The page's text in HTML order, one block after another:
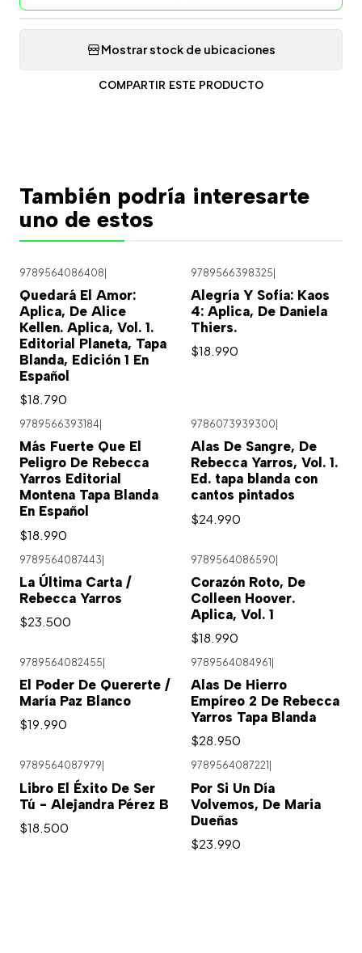
Mostrar stock de ubicaciones
COMPARTIR ESTE PRODUCTO
También podría interesarte
uno de estos
9789564086408
Quedará El Amor:
Aplica, De Alice
Kellen. Aplica, Vol. 1.
Editorial Planeta, Tapa
Blanda, Edición 1 En
Español
$18.790
9789566398325
Alegría Y Sofía: Kaos
4: Aplica, De Daniela
Thiers.
$18.990
9789566393184
Más Fuerte Que El
Peligro De Rebecca
Yarros Editorial
Montena Tapa Blanda
En Español
$18.990
9786073939300
Alas De Sangre, De
Rebecca Yarros, Vol. 1.
Ed. tapa blanda con
cantos pintados
$24.990
9789564087443|
La Última Carta /
Rebecca Yarros
$23.500
9789564086590|
Corazón Roto, De
Colleen Hoover.
Aplica, Vol. 1
$18.990
9789564082455
El Poder De Quererte /
María Paz Blanco
$19.990
9789564084961
Alas De Hierro
Empíreo 2 De Rebecca
Yarros Tapa Blanda
$28.950
9789564087979
Libro El Éxito De Ser
Tú - Alejandra Pérez B
$18.500
9789564087221
Por Si Un Día
Volvemos, De Maria
Dueñas
$23.990